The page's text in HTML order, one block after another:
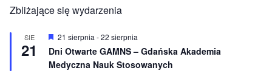
Zbliżające się wydarzenia
SIE
21
W
r
ó
21 sierpnia -22 sierpnia
Dni Otwarte GAMNS – Gdańska Akademia
Medyczna Nauk Stosowanych